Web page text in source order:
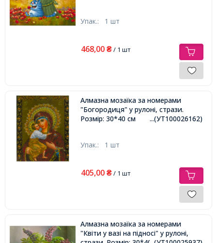
Упак.: 1 шт
468,00 ₴/ 1 шт
Алмазна мозаїка за номерами
"Богородиця" у рулоні, стрази.
Розмір: 30*40 см
...(УТ100026162)
Упак.: 1 шт
405,00 ₴/ 1 шт
Алмазна мозаїка за номерами
"Квіти у вазі на підносі" у рулоні,